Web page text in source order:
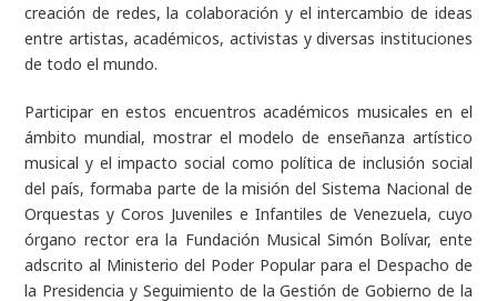
creación de redes, la colaboración y el intercambio de ideas
entre artistas, académicos, activistas y diversas instituciones
de todo el mundo.
Participar en estos encuentros académicos musicales en el
ámbito mundial, mostrar el modelo de enseñanza artístico
musical y el impacto social como política de inclusión social
del país, formaba parte de la misión del Sistema Nacional de
Orquestas y Coros Juveniles e Infantiles de Venezuela, cuyo
órgano rector era la Fundación Musical Simón Bolívar, ente
adscrito al Ministerio del Poder Popular para el Despacho de
la Presidencia y Seguimiento de la Gestión de Gobierno de la